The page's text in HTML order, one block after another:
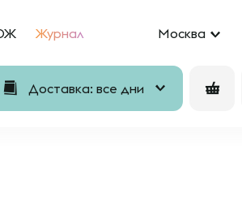
Журнал Москва
Доставка: все дни